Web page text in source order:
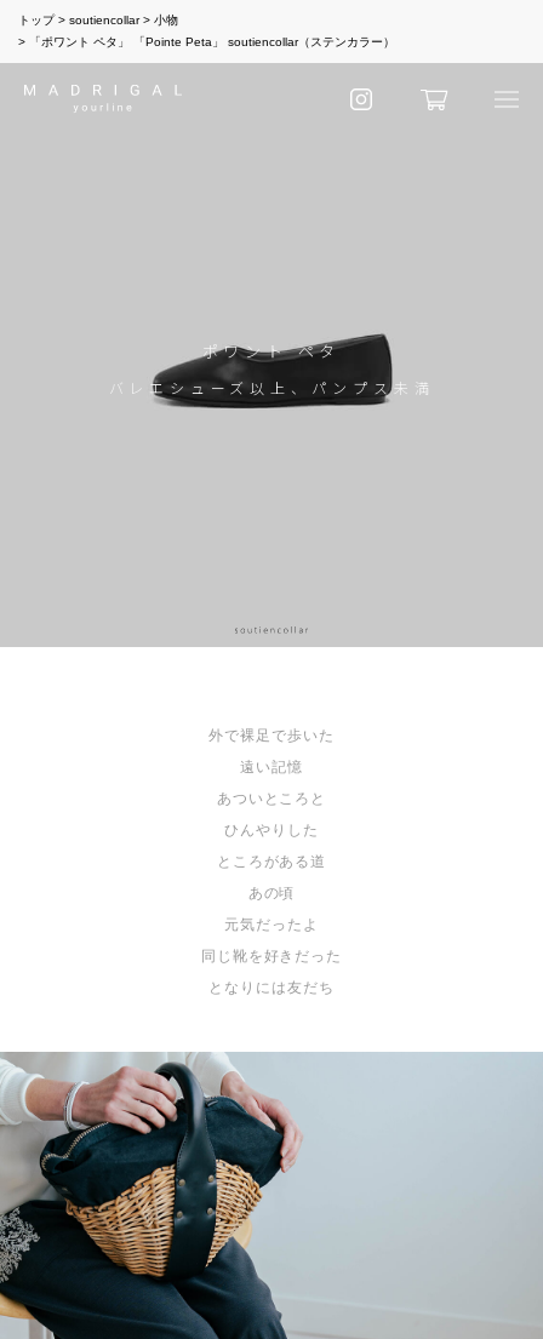
トップ soutiencollar
小物
「ポワント ペタ」 「Pointe Peta」 soutiencollar（ステンカラー）
ポワント ペタ
バレエシューズ以上、パンプス未満
外で裸足で歩いた
遠い記憶
あついところと
ひんやりした
ところがある道
あの頃
元気だったよ
同じ靴を好きだった
となりには友だち